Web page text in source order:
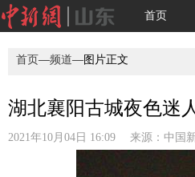
首页
首页—频道—图片正文
湖北襄阳古城夜色迷
2021年10月04日 16:09 来源： 中国